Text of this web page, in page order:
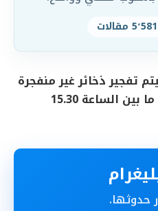
5٬581 مقالات
تفجير ذخائر غير منفجرة
في بلدة رامية – بنت جبيل ما بين الساعة 15.30
حدوثها.